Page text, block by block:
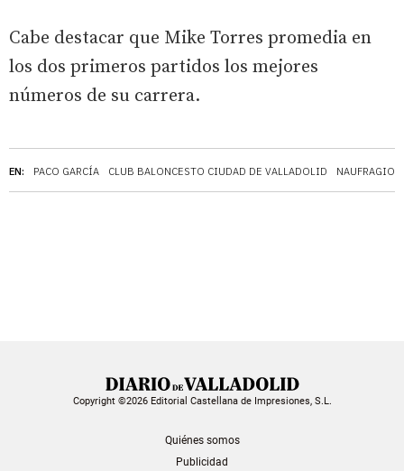
EN: PACO GARCÍA CLUB BALONCESTO CIUDAD DE VALLADOLID NAUFRAGIOS
Cabe destacar que Mike Torres promedia en
los dos primeros partidos los mejores
números de su carrera.
Copyright ©2026 Editorial Castellana de Impresiones, S.L.
Quiénes somos
Publicidad